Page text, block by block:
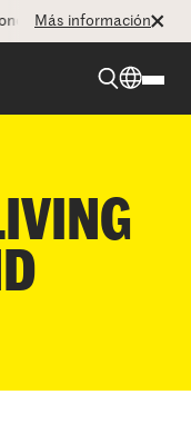
Type 2! La CEO
Más información